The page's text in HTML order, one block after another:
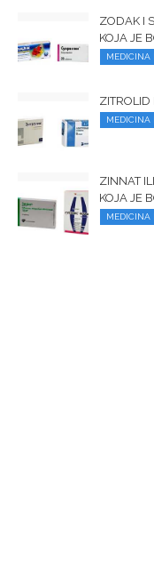
ZODAK I
KOJA JE
MEDICINA
ZITROLID
MEDICINA
ZINNAT
KOJA JE
MEDICINA